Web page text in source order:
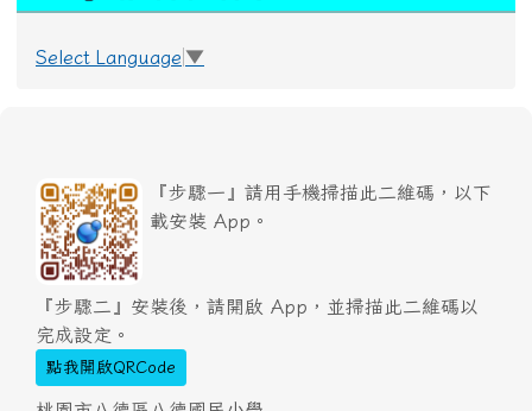
Select Language ▼
『步驟一』請用手機掃描此二維碼，以下
載安裝 App。
『步驟二』安裝後，請開啟 App，並掃描此二維碼以
完成設定。
點我開啟QRCode